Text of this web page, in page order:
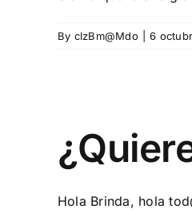
By clzBm@Mdo 6
Hola Brinda, hola